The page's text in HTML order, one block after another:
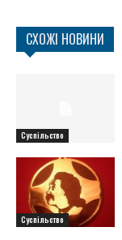
СХОЖІ НОВИНИ
Суспільство
Суспільство